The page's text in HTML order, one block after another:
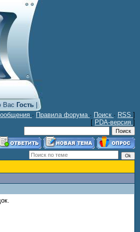
Вас Гость|
· Правила форума · Поиск · RSS ]
[ PDA-версия ]